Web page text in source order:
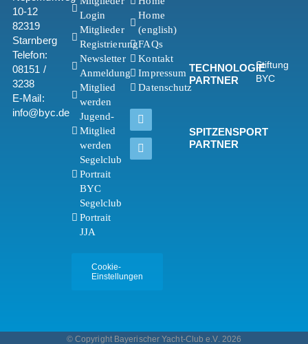
10-12
82319
Starnberg
Telefon:
08151 /
3238
E-Mail:
info@byc.de
Login
Mitglieder
Registrierung
Newsletter
Anmeldung
Mitglied
werden
Jugend-
Mitglied
werden
Segelclub
Portrait
BYC
Segelclub
Portrait
JJA
Cookie-
Einstellungen
Home
(english)
FAQs
Kontakt
Impressum
Datenschutz
TECHNOLOGIE
PARTNER
SPITZENSPORT
PARTNER
Stiftung
BYC
© Copyright Bayerischer Yacht-Club e.V. 2026